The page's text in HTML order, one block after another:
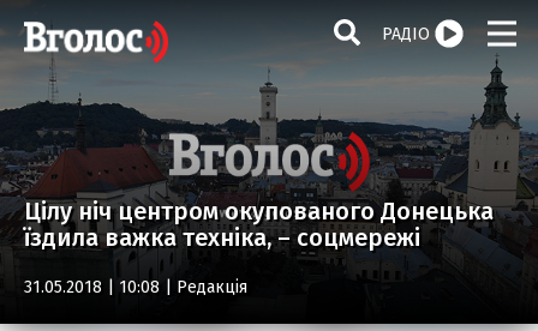
РАДІО
Цілу ніч центром окупованого Донецька
їздила важка техніка, – соцмережі
31.05.2018 | 10:08 | Редакція